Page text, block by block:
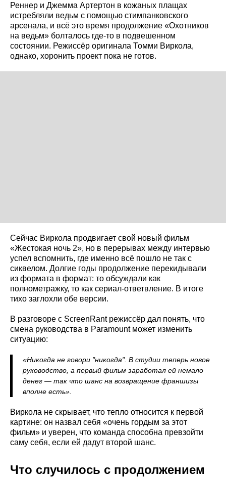
Реннер и Джемма Артертон в кожаных плащах
истребляли ведьм с помощью стимпанковского
арсенала, и всё это время продолжение «Охотников
на ведьм» болталось где-то в подвешенном
состоянии. Режиссёр оригинала Томми Виркола,
однако, хоронить проект пока не готов.
Сейчас Виркола продвигает свой новый фильм
«Жестокая ночь 2», но в перерывах между интервью
успел вспомнить, где именно всё пошло не так с
сиквелом. Долгие годы продолжение перекидывали
из формата в формат: то обсуждали как
полнометражку, то как сериал-ответвление. В итоге
тихо заглохли обе версии.
В разговоре с ScreenRant режиссёр дал понять, что
смена руководства в Paramount может изменить
ситуацию:
«Никогда не говори "никогда". В студии теперь новое
руководство, а первый фильм заработал ей немало
денег — так что шанс на возвращение франшизы
вполне есть».
Виркола не скрывает, что тепло относится к первой
картине: он назвал себя «очень гордым за этот
фильм» и уверен, что команда способна превзойти
саму себя, если ей дадут второй шанс.
Что случилось с продолжением